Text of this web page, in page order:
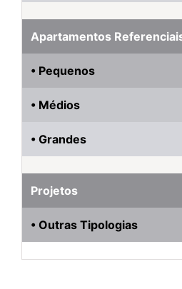
Apartamentos
• Pequenos
• Médios
• Grandes
Projetos
• Outras Tipologias